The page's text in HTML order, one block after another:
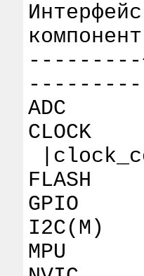
ADC
CLOCK
GPIO
I2C(M)
MPU